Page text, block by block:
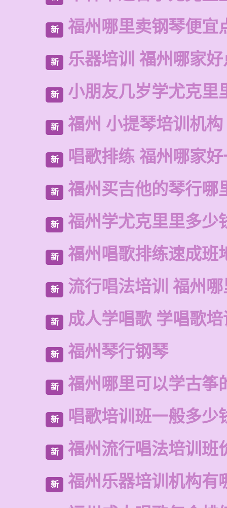
新 福州哪里卖钢琴便宜
新 乐器培训 福州哪家好
新 小朋友几岁学尤克里
新 福州 小提琴培训机构
新 唱歌排练 福州哪家
新 福州买吉他的琴行哪
新 福州学尤克里里多少
新 福州唱歌排练速成班
新 流行唱法培训 福州
新 成人学唱歌 学唱歌培
新 福州琴行钢琴
新 福州哪里可以学古筝
新 唱歌培训班一般多少
新 福州流行唱法培训班
新
福州乐器培训机构有